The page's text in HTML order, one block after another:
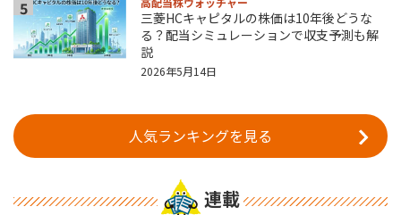
5
三菱HCキャピタルの株価は10年後どうな
る？配当シミュレーションで収支予測も解
説
2026年5月14日
人気ランキングを見る
連載